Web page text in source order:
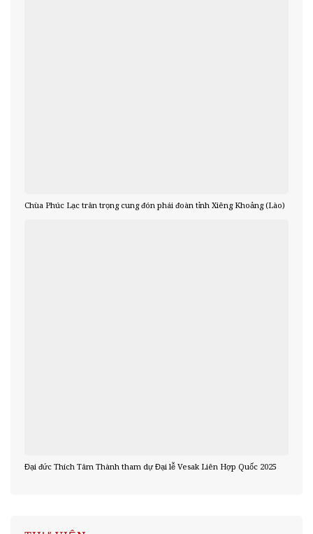
Chùa Phúc Lạc trân trọng cung đón phái đoàn tỉnh Xiêng Khoảng (Lào)
Đại đức Thích Tâm Thành tham dự Đại lễ Vesak Liên Hợp Quốc 2025